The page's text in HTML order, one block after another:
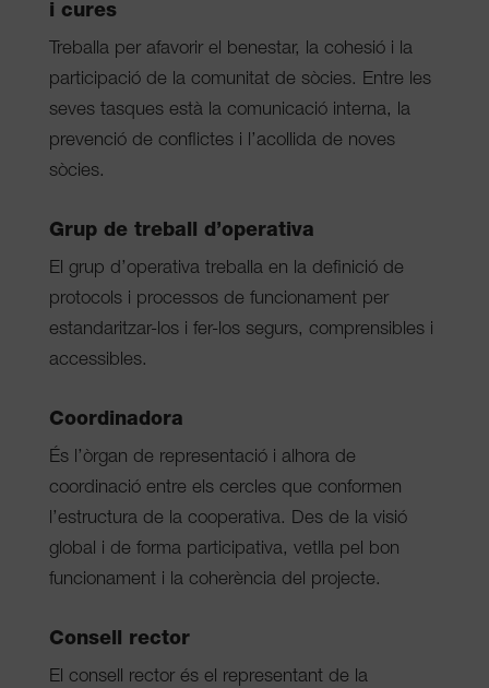
i cures
Treballa per afavorir el benestar, la cohesió i la
participació de la comunitat de sòcies. Entre les
seves tasques està la comunicació interna, la
prevenció de conflictes i l’acollida de noves
sòcies.
Grup de treball d’operativa
El grup d’operativa treballa en la definició de
protocols i processos de funcionament per
estandaritzar-los i fer-los segurs, comprensibles i
accessibles.
Coordinadora
És l’òrgan de representació i alhora de
coordinació entre els cercles que conformen
l’estructura de la cooperativa. Des de la visió
global i de forma participativa, vetlla pel bon
funcionament i la coherència del projecte.
Consell rector
El consell rector és el representant de la